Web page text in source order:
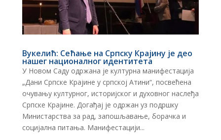
Вукелић: Сећање на Српску Крајину је део
нашег националног идентитета
У Новом Саду одржана је културна манифестација
„Дани Српске Крајине у српској Атини“, посвећена
очувању културног, историјског и духовног наслеђа
Српске Крајине. Догађај је одржан уз подршку
Министарства за рад, запошљавање, борачка и
социјална питања. Манифестацији...